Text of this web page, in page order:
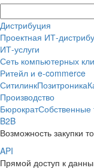
Дистрибуция
Проектная ИТ-
ИТ-услуги
Сеть компьютерных
Ритейл и e-commerce
СитилинкПозитроника
Производство
БюрократСобственные
B2B
Возможность закупки
API
Прямой доступ к